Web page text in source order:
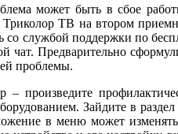
может быть в сбое
Триколор ТВ на втором
со службой поддержки по
чат. Предварительно
проблемы.
– произведите
Зайдите в
в меню может